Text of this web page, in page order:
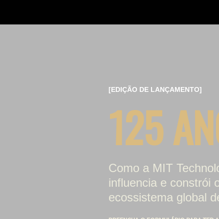
[EDIÇÃO DE LANÇAMENTO]
125
Como a MIT
influencia e constrói
ecossistema global